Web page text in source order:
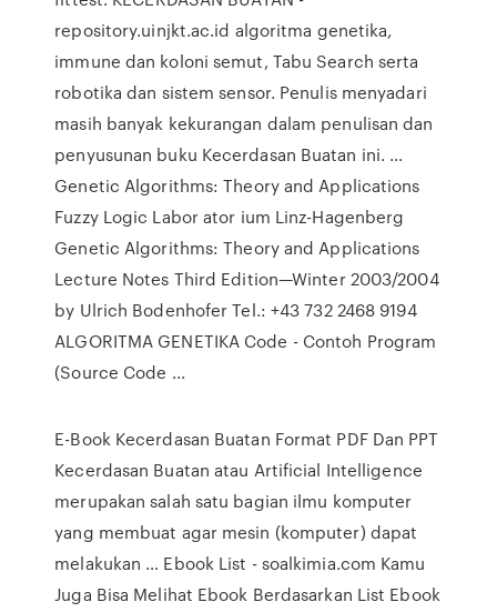
repository.uinjkt.ac.id algoritma genetika,
immune dan koloni semut, Tabu Search serta
robotika dan sistem sensor. Penulis menyadari
masih banyak kekurangan dalam penulisan dan
penyusunan buku Kecerdasan Buatan ini. …
Genetic Algorithms: Theory and Applications
Fuzzy Logic Labor ator ium Linz-Hagenberg
Genetic Algorithms: Theory and Applications
Lecture Notes Third Edition—Winter 2003/2004
by Ulrich Bodenhofer Tel.: +43 732 2468 9194
ALGORITMA GENETIKA Code - Contoh Program
(Source Code ...
E-Book Kecerdasan Buatan Format PDF Dan PPT
Kecerdasan Buatan atau Artificial Intelligence
merupakan salah satu bagian ilmu komputer
yang membuat agar mesin (komputer) dapat
melakukan … Ebook List - soalkimia.com Kamu
Juga Bisa Melihat Ebook Berdasarkan List Ebook